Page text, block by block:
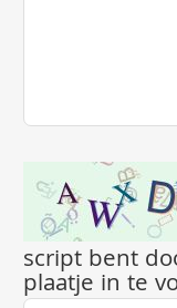
script bent
plaatje in te